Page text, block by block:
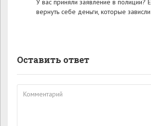
У вас приняли заявление в полиции?
вернуть себе деньги, которые
Оставить ответ